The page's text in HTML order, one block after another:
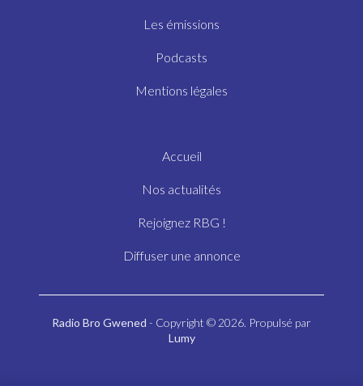
Les émissions
Podcasts
Mentions légales
Accueil
Nos actualités
Rejoignez RBG !
Diffuser une annonce
Radio Bro Gwened - Copyright © 2026. Propulsé par
Lumy